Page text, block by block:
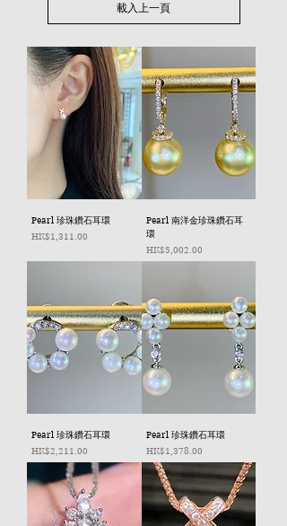
載入上一頁
Pearl 珍珠鑽石耳環
價格
HK$1,311.00
Pearl 南洋金珍珠鑽石耳
環
價格
HK$5,002.00
Pearl 珍珠鑽石耳環
價格
HK$2,211.00
Pearl 珍珠鑽石耳環
價格
HK$1,378.00